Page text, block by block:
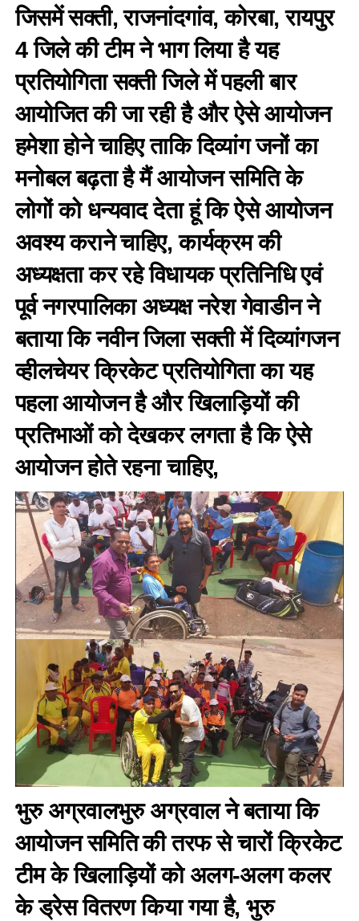
जिसमें सक्ती, राजनांदगांव, कोरबा, रायपुर
4 जिले की टीम ने भाग लिया है यह
प्रतियोगिता सक्ती जिले में पहली बार
आयोजित की जा रही है और ऐसे आयोजन
हमेशा होने चाहिए ताकि दिव्यांग जनों का
मनोबल बढ़ता है मैं आयोजन समिति के
लोगों को धन्यवाद देता हूं कि ऐसे आयोजन
अवश्य कराने चाहिए, कार्यक्रम की
अध्यक्षता कर रहे विधायक प्रतिनिधि एवं
पूर्व नगरपालिका अध्यक्ष नरेश गेवाडीन ने
बताया कि नवीन जिला सक्ती में दिव्यांगजन
व्हीलचेयर क्रिकेट प्रतियोगिता का यह
पहला आयोजन है और खिलाड़ियों की
प्रतिभाओं को देखकर लगता है कि ऐसे
आयोजन होते रहना चाहिए,
भुरु अग्रवालभुरु अग्रवाल ने बताया कि
आयोजन समिति की तरफ से चारों क्रिकेट
टीम के खिलाड़ियों को अलग-अलग कलर
के ड्रेस वितरण किया गया है, भुरु